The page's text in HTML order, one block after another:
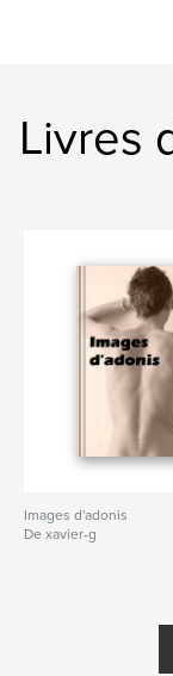
Livres
Images d'adonis
De xavier-g